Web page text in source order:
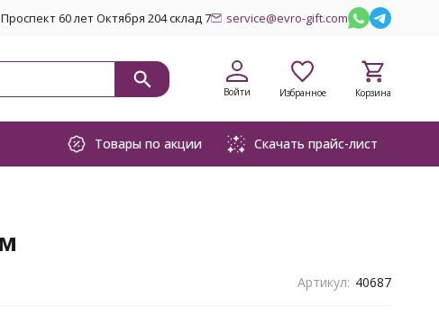
60 лет Октября 204 склад 7 service@evro-gift.com
Войти Избранное Корзина
Товары по акции Скачать прайс-лист
Артикул: 40687